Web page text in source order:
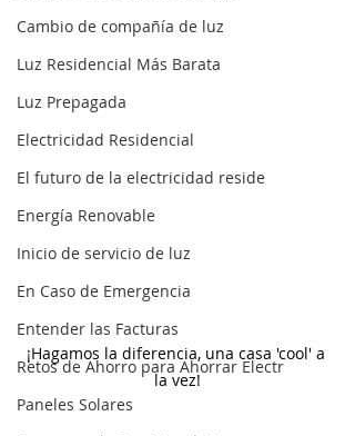
Cambio de compañía de luz
Luz Residencial Más Barata
Luz Prepagada
Electricidad Residencial
El futuro de la electricidad reside
Energía Renovable
Inicio de servicio de luz
En Caso de Emergencia
Entender las Facturas
Retos de Ahorro para Ahorrar Electr
Paneles Solares
¡Hagamos la diferencia, una casa 'cool' a
la vez!